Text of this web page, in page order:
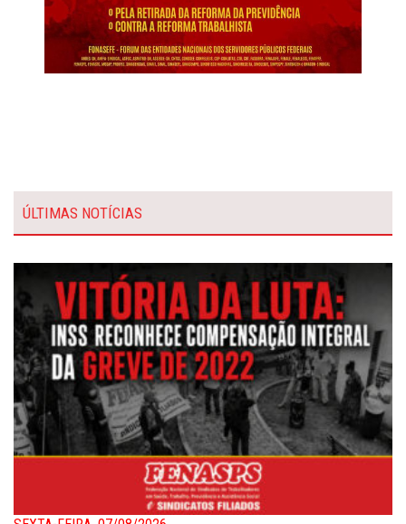
ÚLTIMAS NOTÍCIAS